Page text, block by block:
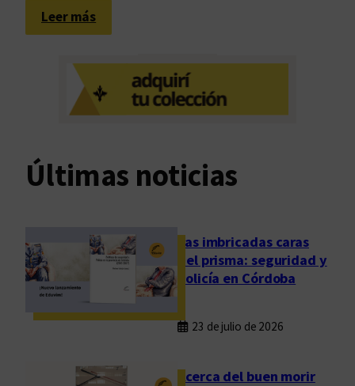
Leer más:
D
a
r
c
l
a
Últimas noticias
Las imbricadas caras
del prisma: seguridad y
policía en Córdoba
23 de julio de 2026
Acerca del buen morir